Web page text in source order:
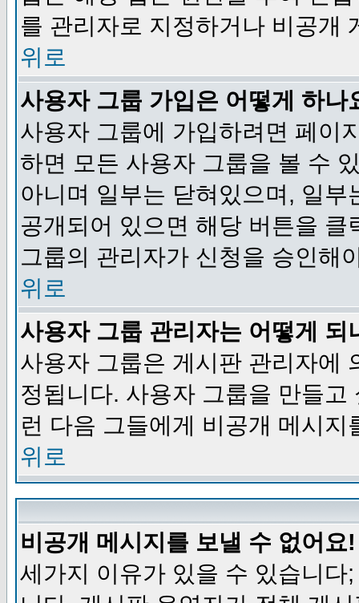
를 관리자로 지정하거나 비공개
위로
사용자 그룹 가입은 어떻게 하나
사용자 그룹에 가입하려면 페이
하면 모든 사용자 그룹을 볼 수
아니며 일부는 닫혀있으며, 일
공개되어 있으면 해당 버튼을
그룹의 관리자가 신청을 승인해
위로
사용자 그룹 관리자는 어떻게 되
사용자 그룹은 게시판 관리자에
정됩니다. 사용자 그룹을 만들
런 다음 그들에게 비공개 메시지
위로
비공개 메시지를 보낼 수 없어요!
세가지 이유가 있을 수 있습니